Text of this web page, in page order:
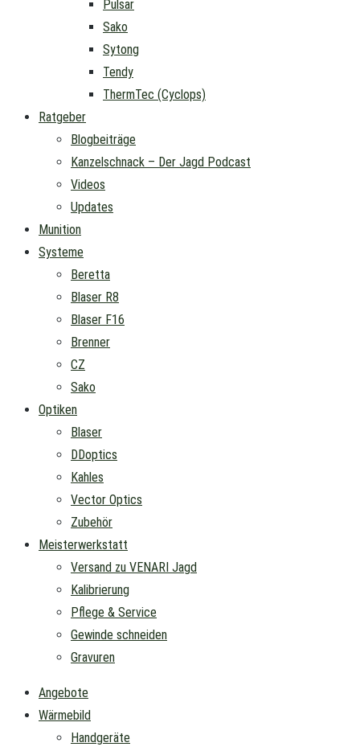
Pulsar
Sako
Sytong
Tendy
ThermTec (Cyclops)
Ratgeber
Blogbeiträge
Kanzelschnack – Der Jagd Podcast
Videos
Updates
Munition
Systeme
Beretta
Blaser R8
Blaser F16
Brenner
CZ
Sako
Optiken
Blaser
DDoptics
Kahles
Vector Optics
Zubehör
Meisterwerkstatt
Versand zu VENARI Jagd
Kalibrierung
Pflege & Service
Gewinde schneiden
Gravuren
Angebote
Wärmebild
Handgeräte